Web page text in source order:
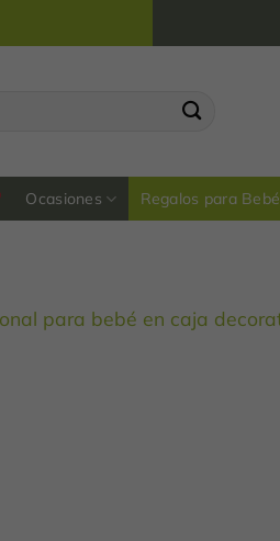
Ocasiones Regalos para Bebé